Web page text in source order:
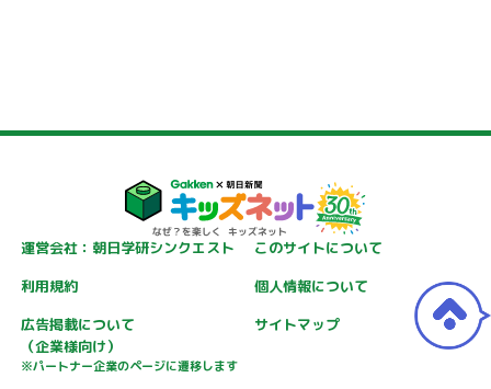
運営会社：朝日学研シンクエスト
このサイトについて
利用規約
個人情報について
広告掲載について
（企業様向け）
※パートナー企業のページに遷移します
サイトマップ